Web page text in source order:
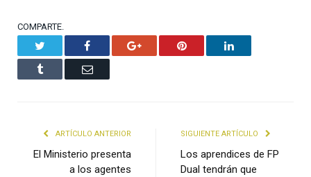
COMPARTE.
Facebook Google+ Pinterest LinkedIn
Tumblr Email
ARTÍCULO ANTERIOR
El Ministerio presenta
a los agentes
SIGUIENTE ARTÍCULO
Los aprendices de FP
Dual tendrán que